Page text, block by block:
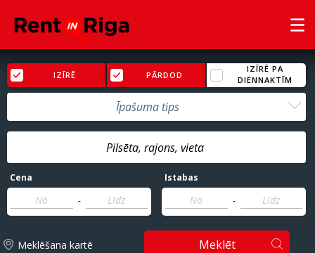
IZĪRĒ PĀRDOD
IZĪRĒ PA
DIENNAKTĪM
Īpašuma tips
Cena
-
Istabas
-
Meklēšana kartē Meklēt